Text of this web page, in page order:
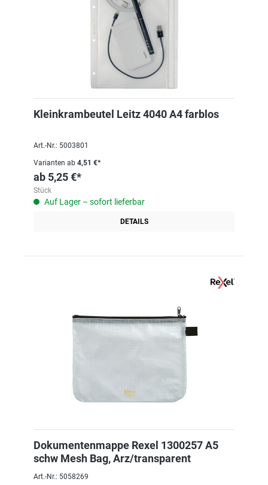
Kleinkrambeutel Leitz 4040 A4 farblos
Art.-Nr.: 5003801
Varianten ab 4,51 €*
ab 5,25 €*
Stück
Auf Lager – sofort lieferbar
DETAILS
Dokumentenmappe Rexel 1300257 A5
schw Mesh Bag, Arz/transparent
Art.-Nr.: 5058269